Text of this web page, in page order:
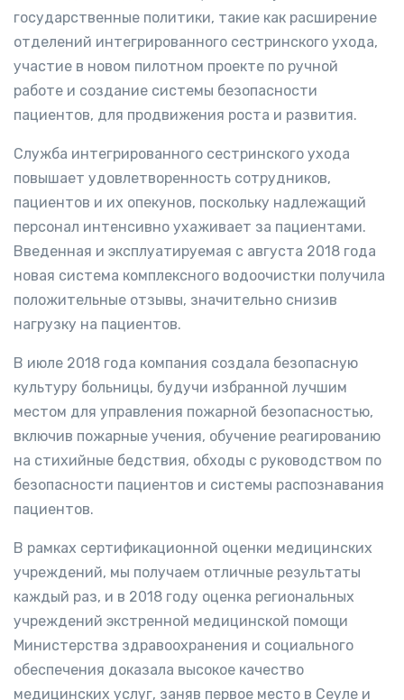
государственные политики, такие как расширение
отделений интегрированного сестринского ухода,
участие в новом пилотном проекте по ручной
работе и создание системы безопасности
пациентов, для продвижения роста и развития.
Служба интегрированного сестринского ухода
повышает удовлетворенность сотрудников,
пациентов и их опекунов, поскольку надлежащий
персонал интенсивно ухаживает за пациентами.
Введенная и эксплуатируемая с августа 2018 года
новая система комплексного водоочистки получила
положительные отзывы, значительно снизив
нагрузку на пациентов.
В июле 2018 года компания создала безопасную
культуру больницы, будучи избранной лучшим
местом для управления пожарной безопасностью,
включив пожарные учения, обучение реагированию
на стихийные бедствия, обходы с руководством по
безопасности пациентов и системы распознавания
пациентов.
В рамках сертификационной оценки медицинских
учреждений, мы получаем отличные результаты
каждый раз, и в 2018 году оценка региональных
учреждений экстренной медицинской помощи
Министерства здравоохранения и социального
обеспечения доказала высокое качество
медицинских услуг, заняв первое место в Сеуле и